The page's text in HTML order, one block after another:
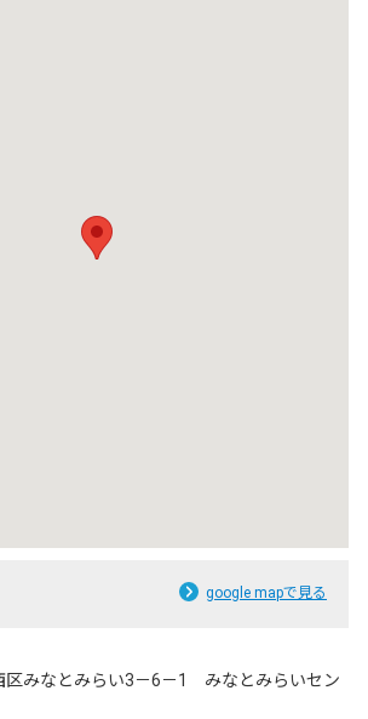
google mapで見る
区みなとみらい3－6－1 みなとみらいセン